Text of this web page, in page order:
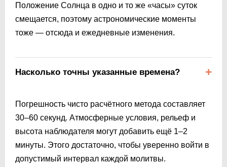
Положение Солнца в одно и то же «часы» суток
смещается, поэтому астрономические моменты
тоже — отсюда и ежедневные изменения.
Насколько точны указанные времена?
Погрешность чисто расчётного метода составляет
30–60 секунд. Атмосферные условия, рельеф и
высота наблюдателя могут добавить ещё 1–2
минуты. Этого достаточно, чтобы уверенно войти в
допустимый интервал каждой молитвы.